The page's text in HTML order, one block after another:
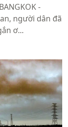
-
người dân đã
ơ...